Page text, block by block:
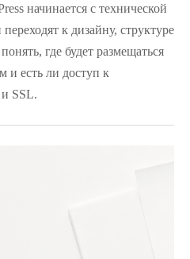
начинается с технической
к дизайну, структуре
где будет размещаться
и есть ли доступ к
SSL.